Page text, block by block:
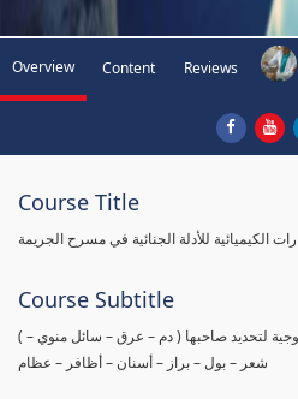
Overview Content Reviews
Course Title
الكيميائية للأدلة الجنائية في مسرح الجريمة
Course Subtitle
( إجراء الإختبارات علي العينة البيولوجية لتحديد صاحبها ( دم – عرق – سائل منوي –
شعر – بول – براز – أسنان – أظافر – عظام